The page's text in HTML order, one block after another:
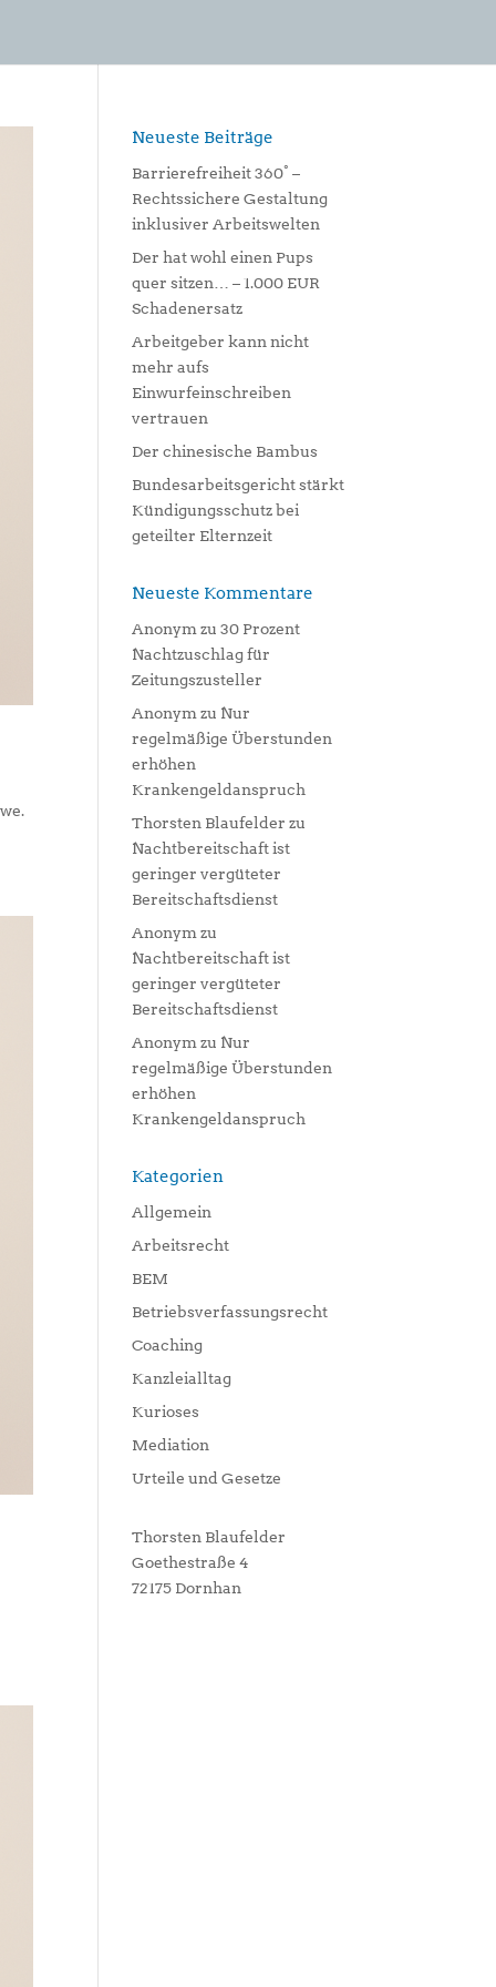
Neueste Beiträge
Barrierefreiheit 360° –
Rechtssichere Gestaltung
inklusiver Arbeitswelten
Der hat wohl einen Pups
quer sitzen… – 1.000 EUR
Schadenersatz
Arbeitgeber kann nicht
mehr aufs
Einwurfeinschreiben
vertrauen
Der chinesische Bambus
Bundesarbeitsgericht stärkt
Kündigungsschutz bei
geteilter Elternzeit
Neueste Kommentare
Anonym zu30 Prozent
Nachtzuschlag für
Zeitungszusteller
Anonym zu Nur
regelmäßige Überstunden
erhöhen
Krankengeldanspruch
Thorsten Blaufelder zu
Nachtbereitschaft ist
geringer vergüteter
Bereitschaftsdienst
Anonym zu
Nachtbereitschaft ist
geringer vergüteter
Bereitschaftsdienst
Anonym zu Nur
regelmäßige Überstunden
erhöhen
Krankengeldanspruch
Kategorien
Allgemein
Arbeitsrecht
BEM
Betriebsverfassungsrecht
Coaching
Kanzleialltag
Kurioses
Mediation
Urteile und Gesetze
Thorsten Blaufelder
Goethestraße 4
72175 Dornhan